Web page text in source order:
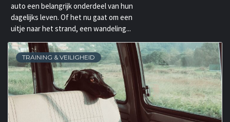
auto een belangrijk onderdeel van hun
dagelijks leven. Of het nu gaat om een
uitje naar het strand, een wandeling...
TRAINING & VEILIGHEID